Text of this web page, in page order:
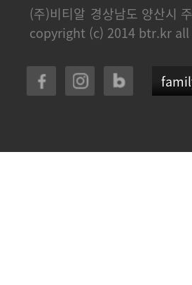
(주)비티알 경상남도 양산시
copyright (c) 2014 btr.kr